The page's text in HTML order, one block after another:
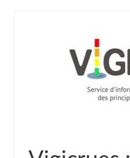
Longchamp-
Accès /
Tourisme
Services publics